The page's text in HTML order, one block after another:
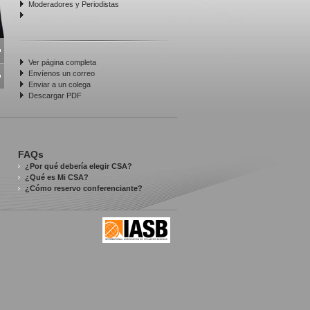
Moderadores y Periodistas
Ver página completa
Envíenos un correo
Enviar a un colega
Descargar PDF
FAQs
¿Por qué debería elegir CSA?
¿Qué es Mi CSA?
¿Cómo reservo conferenciante?